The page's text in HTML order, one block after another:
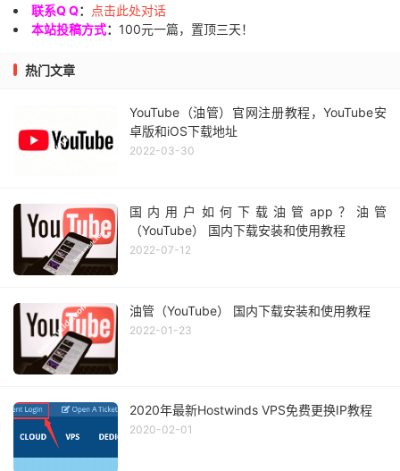
联系Q Q：
点击此处对话
本站投稿方式： 100元一篇，置顶三天！
热门文章
YouTube（油管）官网注册教程，YouTube安
卓版和iOS下载地址
2022-03-30
国内用户如何下载油管app？油管
（YouTube） 国内下载安装和使用教程
2022-07-12
油管（YouTube） 国内下载安装和使用教程
2022-01-23
2020年最新Hostwinds VPS免费更换IP教程
2020-02-01